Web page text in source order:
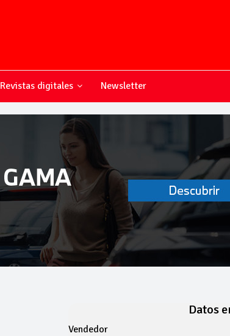
Revistas digitales Newsletter
Datos
Vendedor